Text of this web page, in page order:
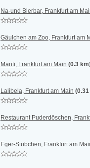
Na-und Bierbar, Frankfurt am
Gäulchen am Zoo, Frankfurt am
Manti, Frankfurt am Main (0.3
Lalibela, Frankfurt am Main
Restaurant Puderdöschen,
Eger-Stübchen, Frankfurt am